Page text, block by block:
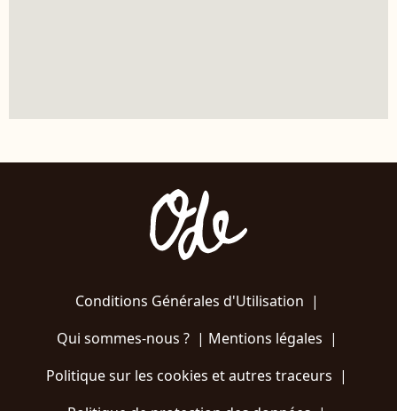
Conditions Générales d'Utilisation |
Qui sommes-nous ?| Mentions légales |
Politique sur les cookies et autres traceurs |